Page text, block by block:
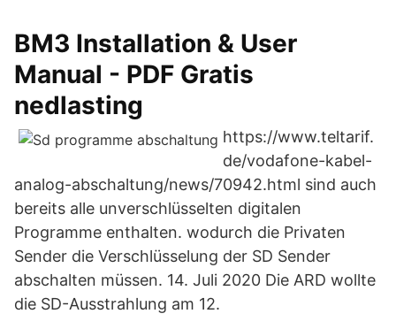
BM3 Installation & User
Manual - PDF Gratis
nedlasting
https://www.teltarif.
de/vodafone-kabel-
analog-abschaltung/news/70942.html sind auch
bereits alle unverschlüsselten digitalen
Programme enthalten. wodurch die Privaten
Sender die Verschlüsselung der SD Sender
abschalten müssen. 14. Juli 2020 Die ARD wollte
die SD-Ausstrahlung am 12.